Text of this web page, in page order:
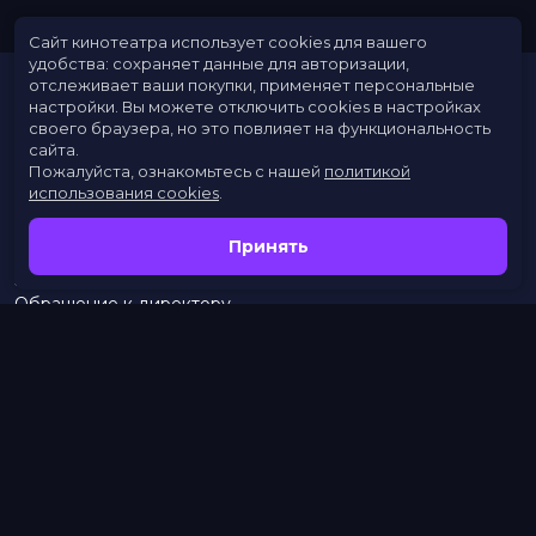
Расписание
Скоро в кино
Заведения
Обращение к директору
Сайт кинотеатра использует cookies для вашего
удобства: сохраняет данные для авторизации,
отслеживает ваши покупки, применяет персональные
настройки. Вы можете отключить cookies в настройках
своего браузера, но это повлияет на функциональность
сайта.
Пожалуйста, ознакомьтесь с нашей политикой
использования cookies
Принять